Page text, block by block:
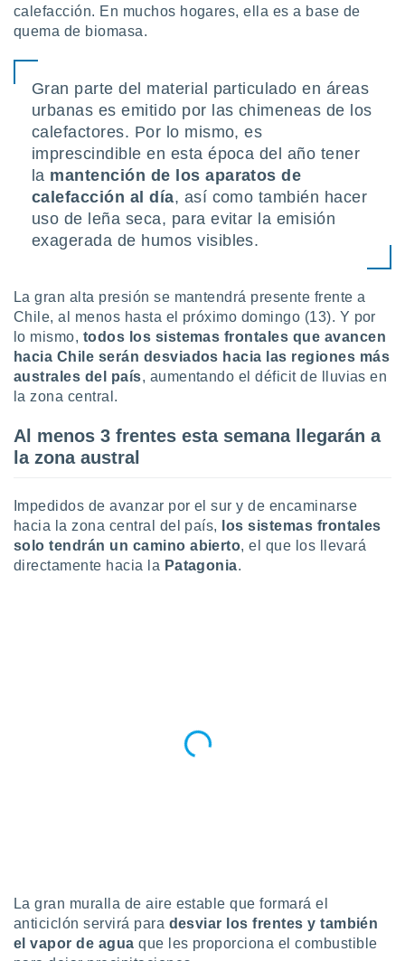
de
posible
traten tus
interés
a lo que
Para
su
datos
momento
de
un
datos
perfiles
de
uso de
con el
calefacción. En muchos hogares, ella es a base de
quema de biomasa.
Gran parte del material particulado en áreas
urbanas es emitido por las chimeneas de los
calefactores. Por lo mismo, es
imprescindible en esta época del año tener
la mantención de los aparatos de
calefacción al día, así como también hacer
uso de leña seca, para evitar la emisión
exagerada de humos visibles.
La gran alta presión se mantendrá presente frente a
Chile, al menos hasta el próximo domingo (13). Y por
lo mismo, todos los sistemas frontales que avancen
hacia Chile serán desviados hacia las regiones más
australes del país, aumentando el déficit de lluvias en
la zona central.
Al menos 3 frentes esta semana llegarán a
la zona austral
Impedidos de avanzar por el sur y de encaminarse
hacia la zona central del país,
los sistemas frontales
solo tendrán un camino abierto, el que los llevará
directamente hacia la Patagonia.
La gran muralla de aire estable que formará el
anticiclón servirá para desviar los frentes y también
el vapor de aguaque les proporciona el combustible